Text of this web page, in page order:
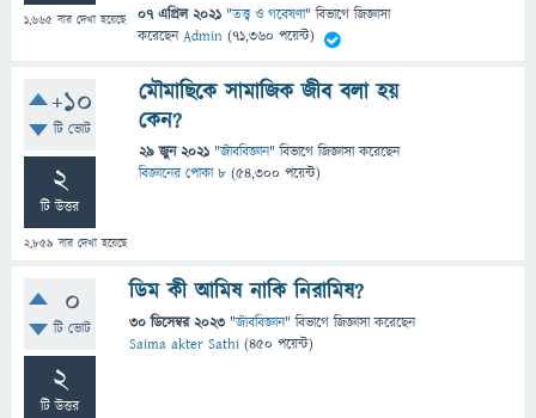
1,665 বার দেখা হয়েছে 07 এপ্রিল 2021 "তত্ত্ব ও গবেষণা" বিভাগে জিজ্ঞাসা
করেছেনAdmin (71,360 পয়েন্ট)
+10
টি ভোট
2
টি উত্তর
2,859 বার দেখা হয়েছে
মৌমাছিকে সামাজিক জীব বলা হয়
কেন?
29 জুন 2021 "জীববিজ্ঞান" বিভাগে জিজ্ঞাসাকরেছেন
বিজ্ঞানের পোকা ৮ (54,300 পয়েন্ট)
0
টি ভোট
2
টি উত্তর
ডিম কী আমিষ নাকি নিরামিষ?
30 ডিসেম্বর 2023 "জীববিজ্ঞান" বিভাগে জিজ্ঞাসাকরেছেন
Saima akter Sathi (450 পয়েন্ট)